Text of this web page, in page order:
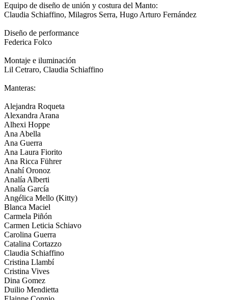
Equipo de diseño de unión y costura del Manto:
Claudia Schiaffino, Milagros Serra, Hugo Arturo Fernández
Diseño de performance
Federica Folco
Montaje e iluminación
Lil Cetraro, Claudia Schiaffino
Manteras:
Alejandra Roqueta
Alexandra Arana
Alhexi Hoppe
Ana Abella
Ana Guerra
Ana Laura Fiorito
Ana Ricca Führer
Anahí Oronoz
Analía Alberti
Analía García
Angélica Mello (Kitty)
Blanca Maciel
Carmela Piñón
Carmen Leticia Schiavo
Carolina Guerra
Catalina Cortazzo
Claudia Schiaffino
Cristina Llambí
Cristina Vives
Dina Gomez
Duilio Mendietta